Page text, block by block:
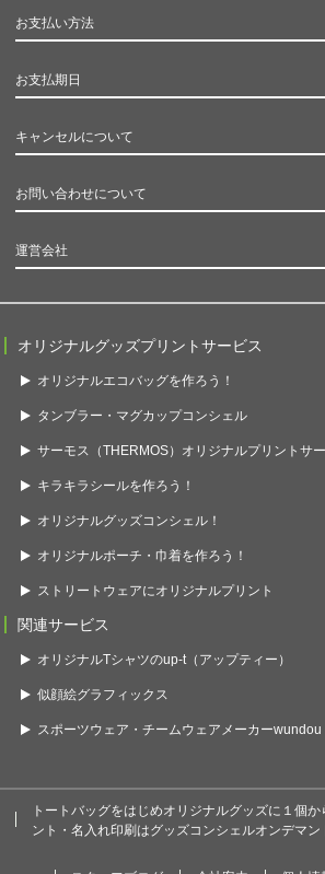
お支払い方法
お支払期日
キャンセルについて
お問い合わせについて
運営会社
オリジナルグッズプリントサービス
オリジナルエコバッグを作ろう！
タンブラー・マグカップコンシェル
サーモス（THERMOS）オリジナルプリントサー
キラキラシールを作ろう！
オリジナルグッズコンシェル！
オリジナルポーチ・巾着を作ろう！
ストリートウェアにオリジナルプリント
関連サービス
オリジナルTシャツのup-t（アップティー）
似顔絵グラフィックス
スポーツウェア・チームウェアメーカーwundou
トートバッグをはじめオリジナルグッズに１個か
ント・名入れ印刷はグッズコンシェルオンデマン